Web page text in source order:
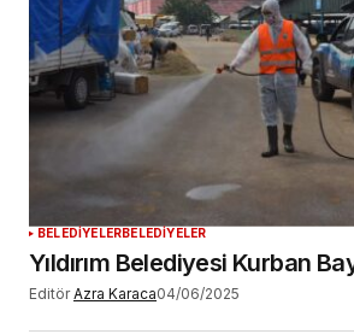
BELEDİYELERBELEDİYELER
Yıldırım Belediyesi Kurban
Editör Azra Karaca04/06/2025